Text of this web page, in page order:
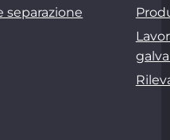
separazione